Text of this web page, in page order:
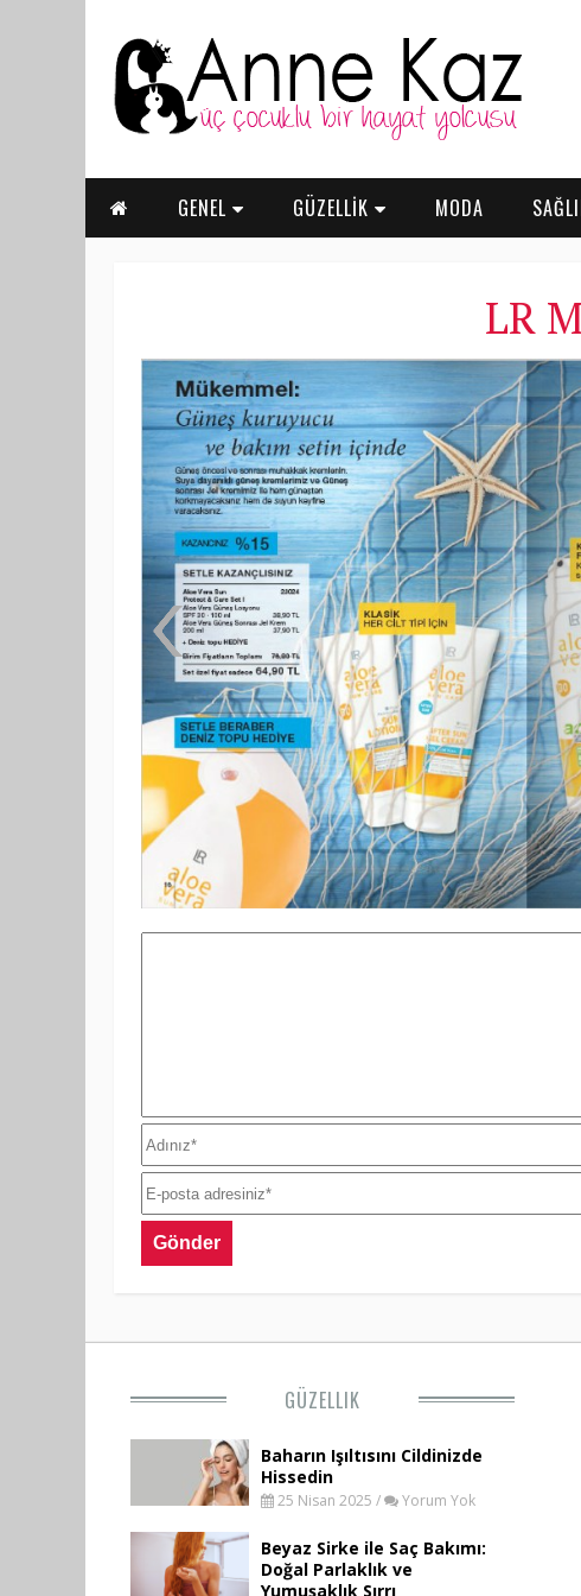
GENEL GÜZELLİK MODA
LR
GÜZELLIK
Baharın Işıltısını Cildinizde
Hissedin
25 Nisan 2025 / Yorum Yok
Beyaz Sirke ile Saç Bakımı:
Doğal Parlaklık ve
Yumuşaklık Sırrı